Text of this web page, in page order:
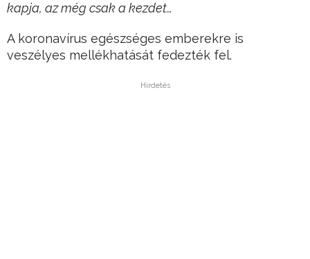
kapja, az még csak a kezdet…
A koronavírus egészséges emberekre is
veszélyes mellékhatását fedezték fel.
Hirdetés